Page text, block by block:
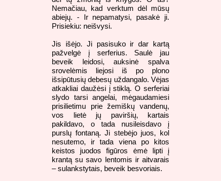
Nemačiau, kad verktum dėl mūsų
abiejų. - Ir nepamatysi, pasakė ji.
Prisiekiu: neišvysi.
Jis išėjo. Ji pasisuko ir dar kartą
pažvelgė į serferius. Saulė jau
beveik leidosi, auksinė spalva
srovelėmis liejosi iš po plono
išsipūtusių debesų uždangalo. Vėjas
atkakliai daužėsi į stiklą. O serferiai
slydo tarsi angelai, mėgaudamiesi
prisilietimu prie žemiškų vandenų,
vos lietė jų paviršių, kartais
pakildavo, o tada nusileisdavo į
purslų fontaną. Ji stebėjo juos, kol
nesutemo, ir tada viena po kitos
keistos juodos figūros ėmė lipti į
krantą su savo lentomis ir aitvarais
– sulankstytais, beveik besvoriais.